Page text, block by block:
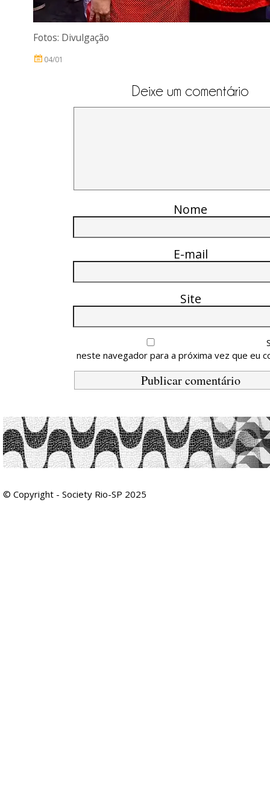
Fotos: Divulgação
04/01
Deixe um comentário
Nome
E-mail
Site
neste navegador para a próxima vez que eu
© Copyright - Society Rio-SP 2025